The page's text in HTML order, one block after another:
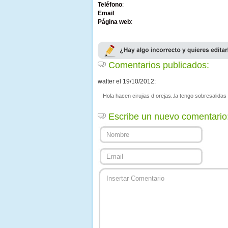
Teléfono:
Email :
Página web:
Comentarios publicados:
walter el 19/10/2012:
Hola hacen cirujias d orejas..la tengo sobresalidas
Escribe un nuevo